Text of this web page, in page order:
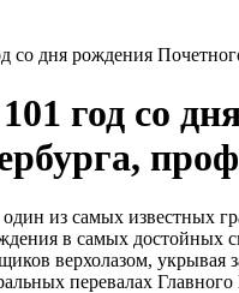
со дня рождения
101 год со
из самых известных
в самых
верхолазом, укрывая
перевалах